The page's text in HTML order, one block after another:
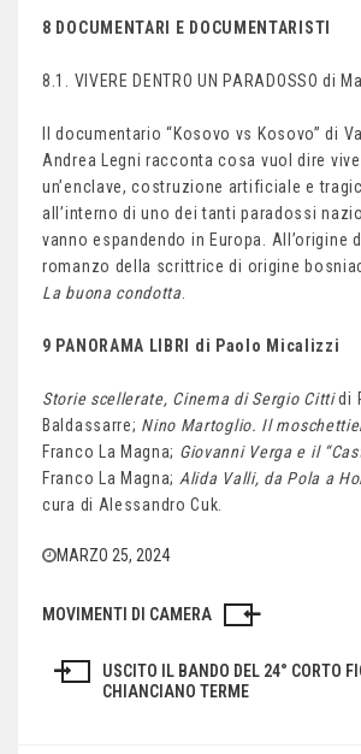
8 DOCUMENTARI E DOCUMENTARISTI
8.1. VIVERE DENTRO UN PARADOSSO di
Il documentario “Kosovo vs Kosovo” di
Andrea Legni racconta cosa vuol dire
un’enclave, costruzione artificiale e
all’interno di uno dei tanti paradossi
vanno espandendo in Europa. All’origine
romanzo della scrittrice di origine
La buona condotta
9 PANORAMA LIBRI di Paolo Micalizzi
Storie scellerate, Cinema di Sergio Cittidi
Baldassarre; Nino Martoglio. Il
Franco La Magna; Giovanni Verga e il
Franco La Magna; Alida Valli, da Pola a
cura di Alessandro Cuk.
MARZO 25, 2024
Navigazione
articoli
MOVIMENTI DI CAMERA
USCITO IL BANDO DEL 24° CORTO
CHIANCIANO TERME